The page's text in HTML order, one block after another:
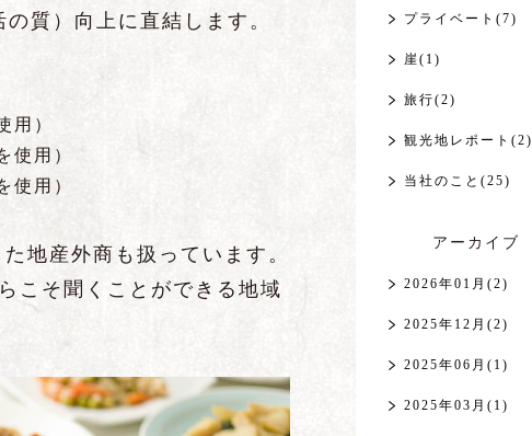
質）向上に直結します。
用）
使用）
使用）
地産外商も扱っています。
こそ聞くことができる地域
プライベート(7)
崖(1)
旅行(2)
観光地レポート(2)
当社のこと(25)
アーカイブ
2026年01月(2)
2025年12月(2)
2025年06月(1)
2025年03月(1)